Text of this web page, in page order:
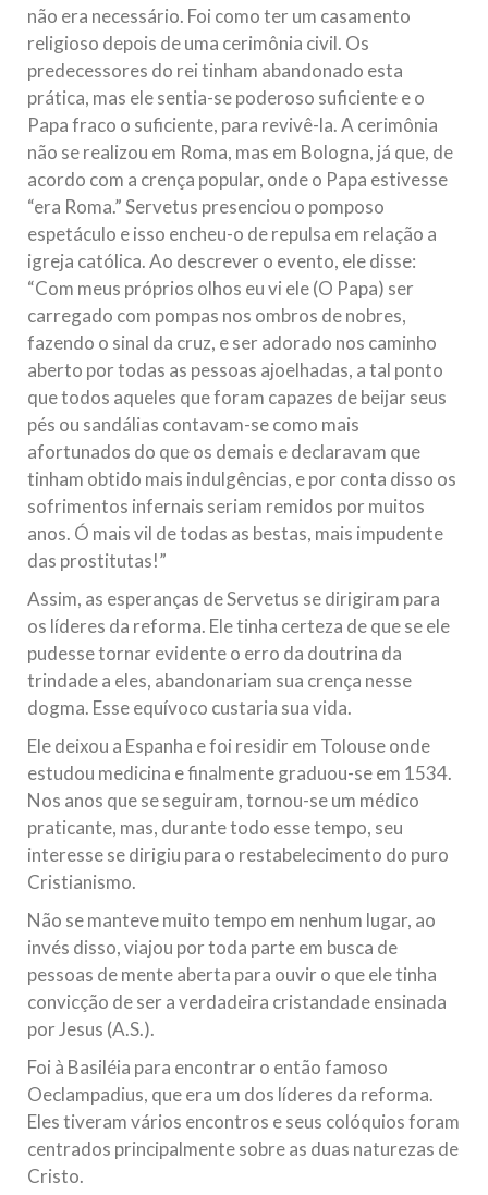
não era necessário. Foi como ter um casamento
religioso depois de uma cerimônia civil. Os
predecessores do rei tinham abandonado esta
prática, mas ele sentia-se poderoso suficiente e o
Papa fraco o suficiente, para revivê-la. A cerimônia
não se realizou em Roma, mas em Bologna, já que, de
acordo com a crença popular, onde o Papa estivesse
“era Roma.” Servetus presenciou o pomposo
espetáculo e isso encheu-o de repulsa em relação a
igreja católica. Ao descrever o evento, ele disse:
“Com meus próprios olhos eu vi ele (O Papa) ser
carregado com pompas nos ombros de nobres,
fazendo o sinal da cruz, e ser adorado nos caminho
aberto por todas as pessoas ajoelhadas, a tal ponto
que todos aqueles que foram capazes de beijar seus
pés ou sandálias contavam-se como mais
afortunados do que os demais e declaravam que
tinham obtido mais indulgências, e por conta disso os
sofrimentos infernais seriam remidos por muitos
anos. Ó mais vil de todas as bestas, mais impudente
das prostitutas!”
Assim, as esperanças de Servetus se dirigiram para
os líderes da reforma. Ele tinha certeza de que se ele
pudesse tornar evidente o erro da doutrina da
trindade a eles, abandonariam sua crença nesse
dogma. Esse equívoco custaria sua vida.
Ele deixou a Espanha e foi residir em Tolouse onde
estudou medicina e finalmente graduou-se em 1534.
Nos anos que se seguiram, tornou-se um médico
praticante, mas, durante todo esse tempo, seu
interesse se dirigiu para o restabelecimento do puro
Cristianismo.
Não se manteve muito tempo em nenhum lugar, ao
invés disso, viajou por toda parte em busca de
pessoas de mente aberta para ouvir o que ele tinha
convicção de ser a verdadeira cristandade ensinada
por Jesus (A.S.).
Foi à Basiléia para encontrar o então famoso
Oeclampadius, que era um dos líderes da reforma.
Eles tiveram vários encontros e seus colóquios foram
centrados principalmente sobre as duas naturezas de
Cristo.